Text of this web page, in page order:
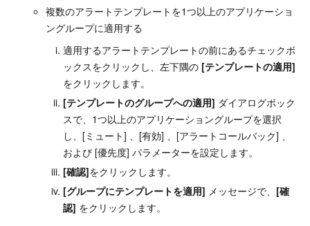
複数のアラートテンプレートを1つ以上のアプリケーショ
ングループに適用する
適用するアラートテンプレートの前にあるチェックボ
ックスをクリックし、左下隅の [テンプレートの適用]
をクリックします。
[テンプレートのグループへの適用] ダイアログボック
スで、1つ以上のアプリケーショングループを選択
し、[ミュート] 、[有効] 、[アラートコールバック] 、
および [優先度] パラメーターを設定します。
[確認]をクリックします。
[グループにテンプレートを適用] メッセージで、 [確
認] をクリックします。